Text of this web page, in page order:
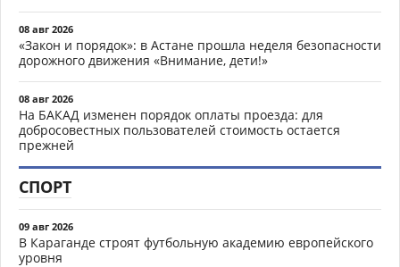
08 авг 2026
«Закон и порядок»: в Астане прошла неделя безопасности
дорожного движения «Внимание, дети!»
08 авг 2026
На БАКАД изменен порядок оплаты проезда: для
добросовестных пользователей стоимость остается
прежней
СПОРТ
09 авг 2026
В Караганде строят футбольную академию европейского
уровня